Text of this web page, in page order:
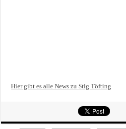
Hier gibt es alle News zu Stig Töfting